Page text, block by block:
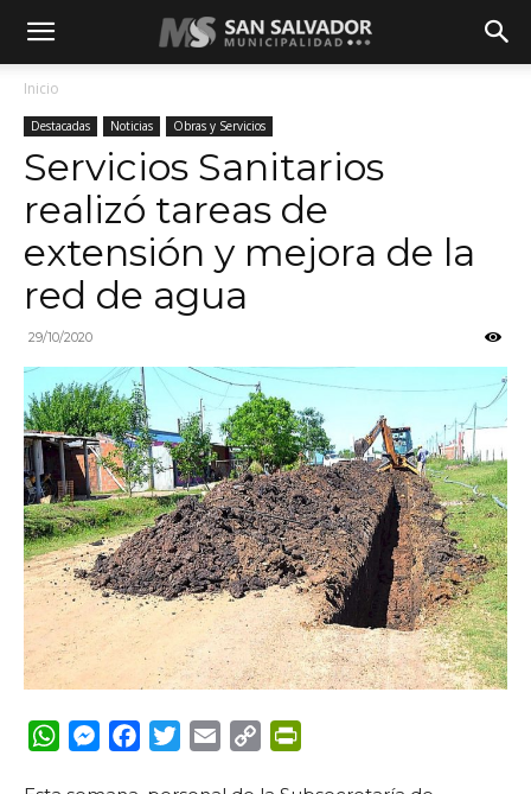
Inicio
Destacadas Noticias Obras y Servicios
Servicios Sanitarios
realizó tareas de
extensión y mejora de la
red de agua
29/10/2020
WhatsApp
Messenger
FacebookTwitterEmail Copy